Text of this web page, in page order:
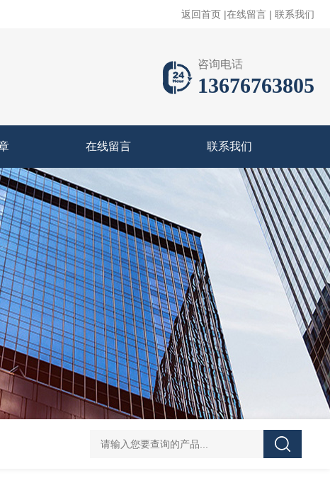
返回首页 |在线留言 | 联系我们
咨询电话
13676763805
在线留言 联系我们
CDLF不锈钢多级泵 CDLF不锈钢立式冲压泵